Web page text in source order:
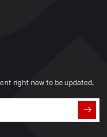
right now to be updated.